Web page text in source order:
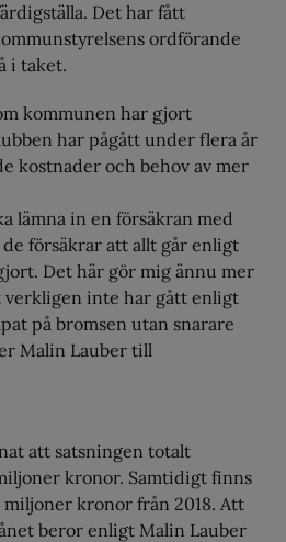
Det har fått
ordförande
i taket.
kommunen har gjort
har pågått under flera år
kostnader och behov av mer
lämna in en försäkran med
försäkrar att allt går enligt
Det här gör mig ännu mer
inte har gått enligt
på bromsen utan snarare
Malin Lauber till
att satsningen totalt
kronor. Samtidigt finns
kronor från 2018. Att
beror enligt Malin Lauber